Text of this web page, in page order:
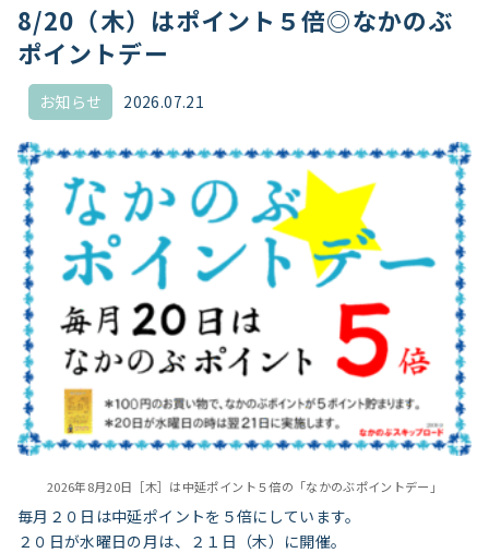
8/20（木）はポイント５倍◎なかのぶ
ポイントデー
お知らせ 2026.07.21
2026年8月20日［木］は中延ポイント５倍の「なかのぶポイントデー」
毎月２０日は中延ポイントを５倍にしています。
２０日が水曜日の月は、２１日（木）に開催。